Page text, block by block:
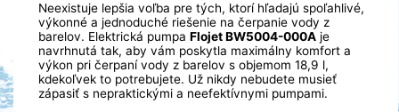
Neexistuje lepšia voľba pre tých, ktorí hľadajú spoľahlivé,
výkonné a jednoduché riešenie na čerpanie vody z
barelov. Elektrická pumpa Flojet BW5004-000Aje
navrhnutá tak, aby vám poskytla maximálny komfort a
výkon pri čerpaní vody z barelov s objemom 18,9 l,
kdekoľvek to potrebujete. Už nikdy nebudete musieť
zápasiť s nepraktickými a neefektívnymi pumpami.